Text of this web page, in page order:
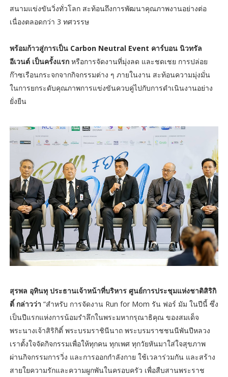
สนามแข่งขันวิ่งทั่วโลก สะท้อนถึงการพัฒนาคุณภาพงานอย่างต่อ
เนื่องตลอดกว่า 3 ทศวรรษ
พร้อมก้าวสู่การเป็น Carbon Neutral Event คาร์บอน นิวทรัล
อีเวนต์ เป็นครั้งแรกหรือการจัดงานที่มุ่งลด และชดเชย การปล่อย
ก๊าซเรือนกระจกจากกิจกรรมต่าง ๆ ภายในงาน สะท้อนความมุ่งมั่น
ในการยกระดับคุณภาพการแข่งขันควบคู่ไปกับการดำเนินงานอย่าง
ยั่งยืน
สุรพล อุทินทุ ประธานเจ้าหน้าที่บริหาร ศูนย์การประชุมแห่งชาติสิริกิ
ติ์ กล่าวว่า “สำหรับ การจัดงาน Run for Mom รัน ฟอร์ มัม ในปีนี้ ซึ่ง
เป็นปีแรกแห่งการน้อมรำลึกในพระมหากรุณาธิคุณ ของสมเด็จ
พระนางเจ้าสิริกิติ์ พระบรมราชินีนาถ พระบรมราชชนนีพันปีหลวง
เราตั้งใจจัดกิจกรรมเพื่อให้ทุกคน ทุกเพศ ทุกวัยหันมาใส่ใจสุขภาพ
ผ่านกิจกรรมการวิ่ง และการออกกำลังกาย ใช้เวลาร่วมกัน และสร้าง
สายใยความรักและความผูกพันในครอบครัว เพื่อสืบสานพระราช